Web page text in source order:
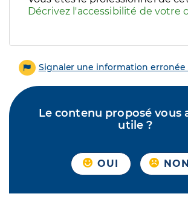
Décrivez l'accessibilité de votre
Signaler une information erronée
Le contenu proposé vous
utile ?
OUI NON